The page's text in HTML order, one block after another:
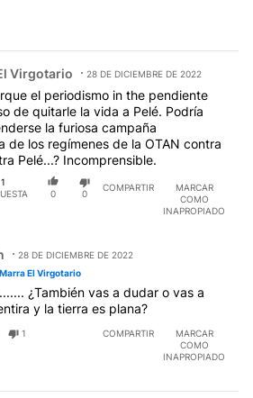
Marra El Virgotario.
Virgotario 28 DE DICIEMBRE DE 2022
el periodismo in the pendiente
de quitarle la vida a Pelé. Podría
la furiosa campaña
de los regímenes de la OTAN contra
Pelé...? Incomprensible.
1
0 0
COMPARTIR
MARCAR
COMO
INAPROPIADO
28 DE DICIEMBRE DE 2022
El Virgotario
¿También vas a dudar o vas a
y la tierra es plana?
1 COMPARTIR
MARCAR
COMO
INAPROPIADO